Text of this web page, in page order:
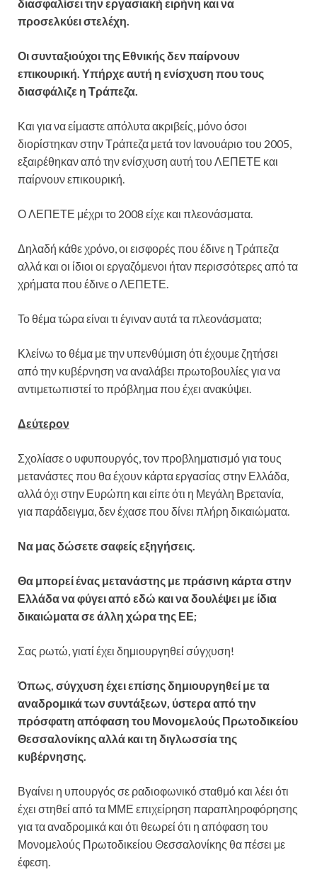
διασφαλίσει την εργασιακή ειρήνη και να
προσελκύει στελέχη.
Οι συνταξιούχοι της Εθνικής δεν παίρνουν
επικουρική. Υπήρχε αυτή η ενίσχυση που τους
διασφάλιζε η Τράπεζα.
Και για να είμαστε απόλυτα ακριβείς, μόνο όσοι
διορίστηκαν στην Τράπεζα μετά τον Ιανουάριο του 2005,
εξαιρέθηκαν από την ενίσχυση αυτή του ΛΕΠΕΤΕ και
παίρνουν επικουρική.
Ο ΛΕΠΕΤΕ μέχρι το 2008 είχε και πλεονάσματα.
Δηλαδή κάθε χρόνο, οι εισφορές που έδινε η Τράπεζα
αλλά και οι ίδιοι οι εργαζόμενοι ήταν περισσότερες από τα
χρήματα που έδινε ο ΛΕΠΕΤΕ.
Το θέμα τώρα είναι τι έγιναν αυτά τα πλεονάσματα;
Κλείνω το θέμα με την υπενθύμιση ότι έχουμε ζητήσει
από την κυβέρνηση να αναλάβει πρωτοβουλίες για να
αντιμετωπιστεί το πρόβλημα που έχει ανακύψει.
Δεύτερον
Σχολίασε ο υφυπουργός, τον προβληματισμό για τους
μετανάστες που θα έχουν κάρτα εργασίας στην Ελλάδα,
αλλά όχι στην Ευρώπη και είπε ότι η Μεγάλη Βρετανία,
για παράδειγμα, δεν έχασε που δίνει πλήρη δικαιώματα.
Να μας δώσετε σαφείς εξηγήσεις.
Θα μπορεί ένας μετανάστης με πράσινη κάρτα στην
Ελλάδα να φύγει από εδώ και να δουλέψει με ίδια
δικαιώματα σε άλλη χώρα της ΕΕ;
Σας ρωτώ, γιατί έχει δημιουργηθεί σύγχυση!
Όπως, σύγχυση έχει επίσης δημιουργηθεί με τα
αναδρομικά των συντάξεων, ύστερα από την
πρόσφατη απόφαση του Μονομελούς Πρωτοδικείου
Θεσσαλονίκης αλλά και τη διγλωσσία της
κυβέρνησης.
Βγαίνει η υπουργός σε ραδιοφωνικό σταθμό και λέει ότι
έχει στηθεί από τα ΜΜΕ επιχείρηση παραπληροφόρησης
για τα αναδρομικά και ότι θεωρεί ότι η απόφαση του
Μονομελούς Πρωτοδικείου Θεσσαλονίκης θα πέσει με
έφεση.